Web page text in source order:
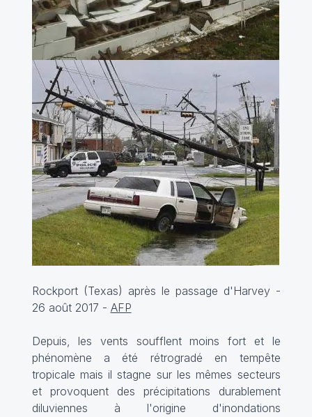
Rockport (Texas) après le passage d'Harvey -
26 août 2017 - AFP
Depuis, les vents soufflent moins fort et le
phénomène a été rétrogradé en tempête
tropicale mais il stagne sur les mêmes secteurs
et provoquent des précipitations durablement
diluviennes à l'origine d'inondations